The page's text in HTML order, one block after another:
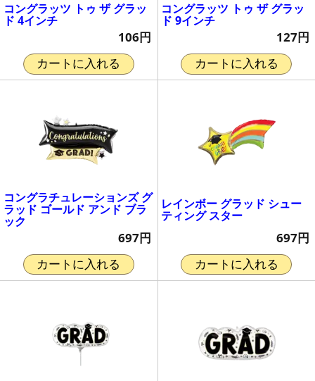
コングラッツ トゥ ザ グラッ
ド 4インチ
106円
カートに入れる
コングラッツ トゥ ザ グラッ
ド 9インチ
127円
カートに入れる
コングラチュレーションズ グ
ラッド ゴールド アンド ブラ
ック
697円
カートに入れる
レインボー グラッド シュー
ティング スター
697円
カートに入れる